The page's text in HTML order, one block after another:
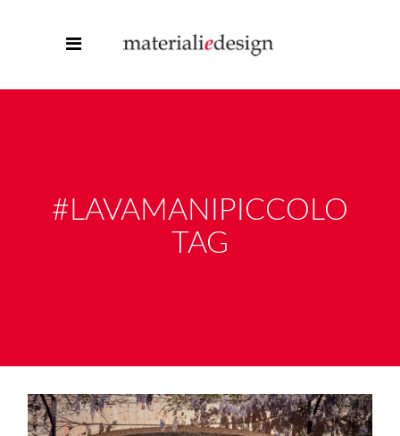
#LAVAMANIPICCOLO
TAG